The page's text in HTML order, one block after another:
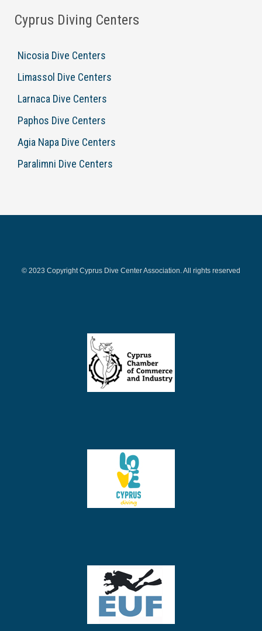
Cyprus Diving Centers
Nicosia Dive Centers
Limassol Dive Centers
Larnaca Dive Centers
Paphos Dive Centers
Agia Napa Dive Centers
Paralimni Dive Centers
© 2023 Copyright Cyprus Dive Center Association. All rights reserved